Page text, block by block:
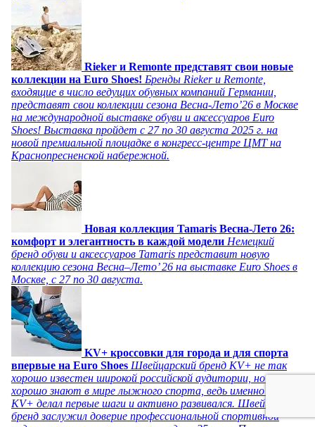
Rieker и Remonte представят свои новые
коллекции на Euro Shoes! Бренды Rieker и Remonte,
входящие в число ведущих обувных компаний Германии,
представят свои коллекции сезона Весна-Лето’26 в Москве
на международной выставке обуви и аксессуаров Euro
Shoes! Выставка пройдет c 27 по 30 августа 2025 г. на
новой премиальной площадке в конгресс-центре ЦМТ на
Краснопресненской набережной.
Новая коллекция Tamaris Весна-Лето 26:
комфорт и элегантность в каждой модели Немецкий
бренд обуви и аксессуаров Tamaris представит новую
коллекцию сезона Весна–Лето’ 26 на выставке Euro Shoes в
Москве, с 27 по 30 августа.
KV+ кроссовки для города и для спорта
впервые на Euro Shoes Швейцарский бренд KV+ не так
хорошо известен широкой российской аудитории, но его
хорошо знают в мире лыжного спорта, ведь именно там
KV+ делал первые шаги и активно развивался. Швейцарский
бренд заслужил доверие профессиональной спортивной